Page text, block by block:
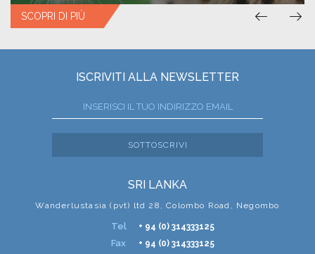
SCOPRI DI PIÙ
SCOPRI DI PIÙ
ISCRIVITI ALLA NEWSLETTER
SOTTOSCRIVI
SRI LANKA
Wanderlustasia (pvt) ltd 28, Colombo Road, Negombo
Tel + 94 (0) 314333125
Fax + 94 (0) 314333125